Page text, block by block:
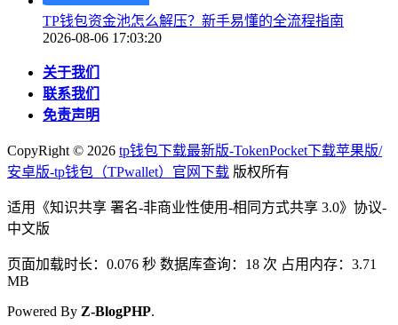
TP钱包资金池怎么解压？新手易懂的全流程指南
2026-08-06 17:03:20
关于我们
联系我们
免责声明
CopyRight © 2026 tp钱包下载最新版-TokenPocket下载苹果版/
安卓版-tp钱包（TPwallet）官网下载 版权所有
适用《知识共享 署名-非商业性使用-相同方式共享 3.0》协议-
中文版
页面加载时长：0.076 秒 数据库查询：18 次 占用内存：3.71
MB
Powered By Z-BlogPHP.